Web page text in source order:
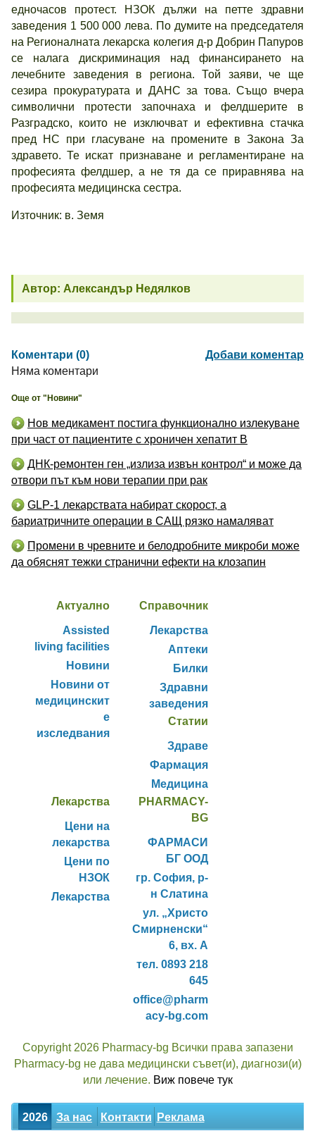
едночасов протест. НЗОК дължи на петте здравни
заведения 1 500 000 лева. По думите на председателя
на Регионалната лекарска колегия д-р Добрин Папуров
се налага дискриминация над финансирането на
лечебните заведения в региона. Той заяви, че ще
сезира прокуратурата и ДАНС за това. Също вчера
символични протести започнаха и фелдшерите в
Разградско, които не изключват и ефективна стачка
пред НС при гласуване на промените в Закона За
здравето. Те искат признаване и регламентиране на
професията фелдшер, а не тя да се приравнява на
професията медицинска сестра.
Източник: в. Земя
Автор: Александър Недялков
Коментари (0)
Добави коментар
Няма коментари
Още от "Новини"
Нов медикамент постига функционално излекуване
при част от пациентите с хроничен хепатит B
ДНК-ремонтен ген „излиза извън контрол“ и може да
отвори път към нови терапии при рак
GLP-1 лекарствата набират скорост, а
бариатричните операции в САЩ рязко намаляват
Промени в чревните и белодробните микроби може
да обяснят тежки странични ефекти на клозапин
Актуално
Assisted
living facilities
Новини
Новини от
медицинскит
е
изследвания
Справочник
Лекарства
Аптеки
Билки
Здравни
заведения
Статии
Здраве
Фармация
Медицина
Лекарства
Цени на
лекарства
Цени по
НЗОК
Лекарства
PHARMACY-
BG
ФАРМАСИ
БГ ООД
гр. София, р-
н Слатина
ул. „Христо
Смирненски“
6, вх. А
тел. 0893 218
645
office@pharm
acy-bg.com
Copyright 2026 Pharmacy-bg Всички права запазени
Pharmacy-bg не дава медицински съвет(и), диагнози(и)
или лечение. Виж повече тук
2026 За нас Контакти Реклама